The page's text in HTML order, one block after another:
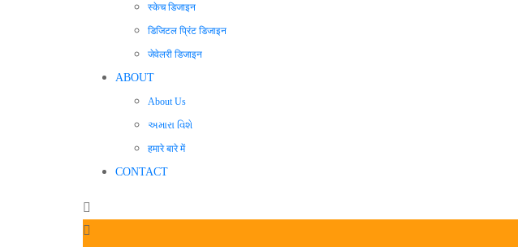
स्केच डिजाइन
डिजिटल प्रिंट डिजाइन
जेवेलरी डिजाइन
ABOUT
About Us
અમારા વિશે
हमारे बारे में
CONTACT